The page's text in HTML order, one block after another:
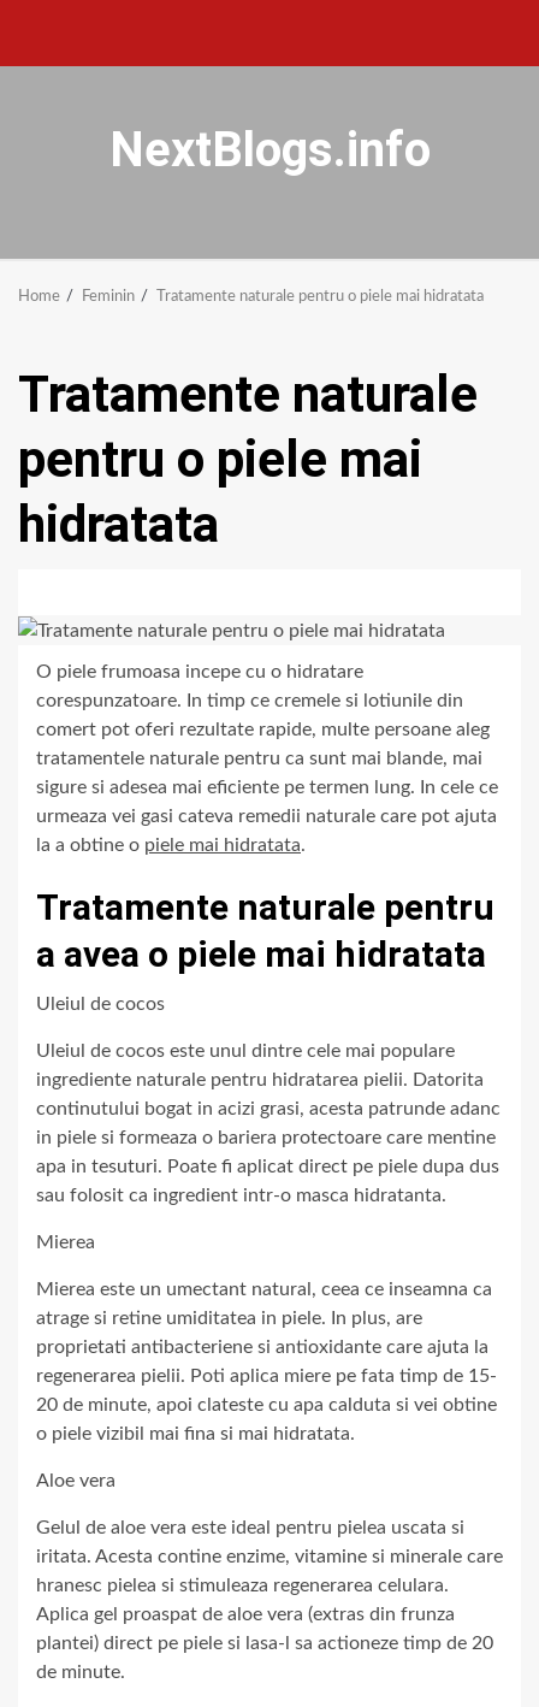
NextBlogs.info
Home Feminin Tratamente naturale pentru o piele mai hidratata
Tratamente naturale
pentru o piele mai
hidratata
O piele frumoasa incepe cu o hidratare
corespunzatoare. In timp ce cremele si lotiunile din
comert pot oferi rezultate rapide, multe persoane aleg
tratamentele naturale pentru ca sunt mai blande, mai
sigure si adesea mai eficiente pe termen lung. In cele ce
urmeaza vei gasi cateva remedii naturale care pot ajuta
la a obtine o piele mai hidratata.
Tratamente naturale pentru
a avea o piele mai hidratata
Uleiul de cocos
Uleiul de cocos este unul dintre cele mai populare
ingrediente naturale pentru hidratarea pielii. Datorita
continutului bogat in acizi grasi, acesta patrunde adanc
in piele si formeaza o bariera protectoare care mentine
apa in tesuturi. Poate fi aplicat direct pe piele dupa dus
sau folosit ca ingredient intr-o masca hidratanta.
Mierea
Mierea este un umectant natural, ceea ce inseamna ca
atrage si retine umiditatea in piele. In plus, are
proprietati antibacteriene si antioxidante care ajuta la
regenerarea pielii. Poti aplica miere pe fata timp de 15-
20 de minute, apoi clateste cu apa calduta si vei obtine
o piele vizibil mai fina si mai hidratata.
Aloe vera
Gelul de aloe vera este ideal pentru pielea uscata si
iritata. Acesta contine enzime, vitamine si minerale care
hranesc pielea si stimuleaza regenerarea celulara.
Aplica gel proaspat de aloe vera (extras din frunza
plantei) direct pe piele si lasa-l sa actioneze timp de 20
de minute.